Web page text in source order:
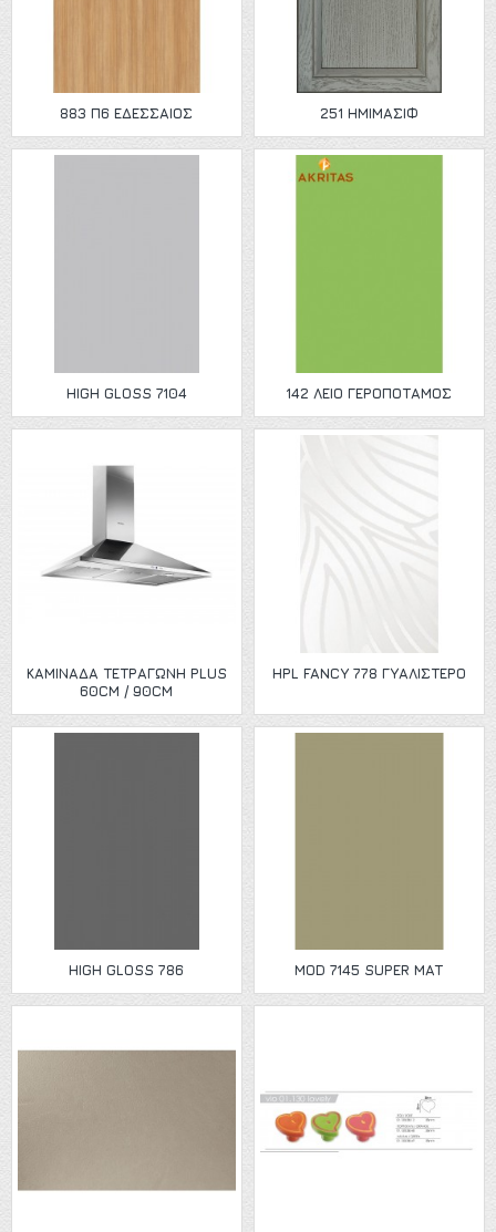
883 Π6 ΕΔΕΣΣΑΙΟΣ 251 ΗΜΙΜΑΣΙΦ
HIGH GLOSS 7104 142 ΛΕΙΟ ΓΕΡΟΠΟΤΑΜΟΣ
ΚΑΜΙΝΑΔΑ ΤΕΤΡΑΓΩΝΗ PLUS
60CM / 90CM
HPL FANCY 778 ΓΥΑΛΙΣΤΕΡΟ
HIGH GLOSS 786 MOD 7145 SUPER MAT